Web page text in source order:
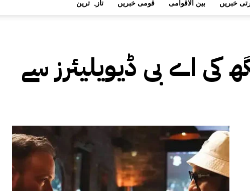
تازہ ترین قومی خبریں بین الاقوامی خبریں
کی اے بی ڈیویلیئرز سے